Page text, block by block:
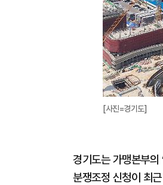
[사진=경기도]
경기도는 가맹본부의
분쟁조정 신청이 최